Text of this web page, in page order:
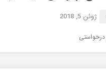
ژوئن 5, 2018